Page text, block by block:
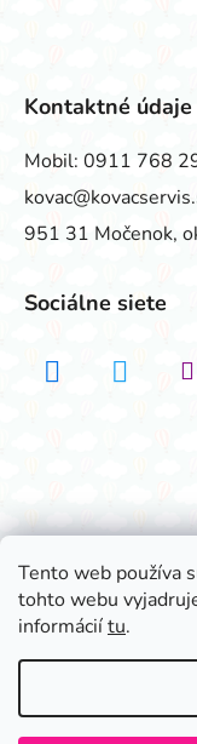
Tento web používa
tohto webu
informáciítu.
Kontaktné údaje
Mobil: 0911 768
951 31 Močenok,
Sociálne siete